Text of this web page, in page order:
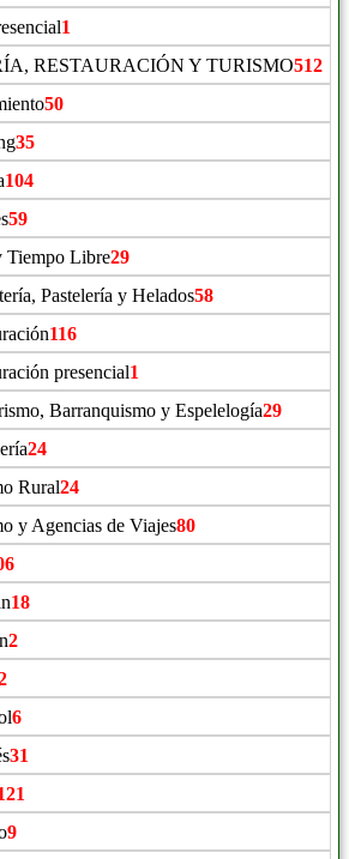
1
RESTAURACIÓN Y TURISMO512
50
35
104
59
Tiempo Libre29
Pastelería y Helados58
116
presencial1
Barranquismo y Espelelogía29
24
Rural24
y Agencias de Viajes80
18
2
6
31
9